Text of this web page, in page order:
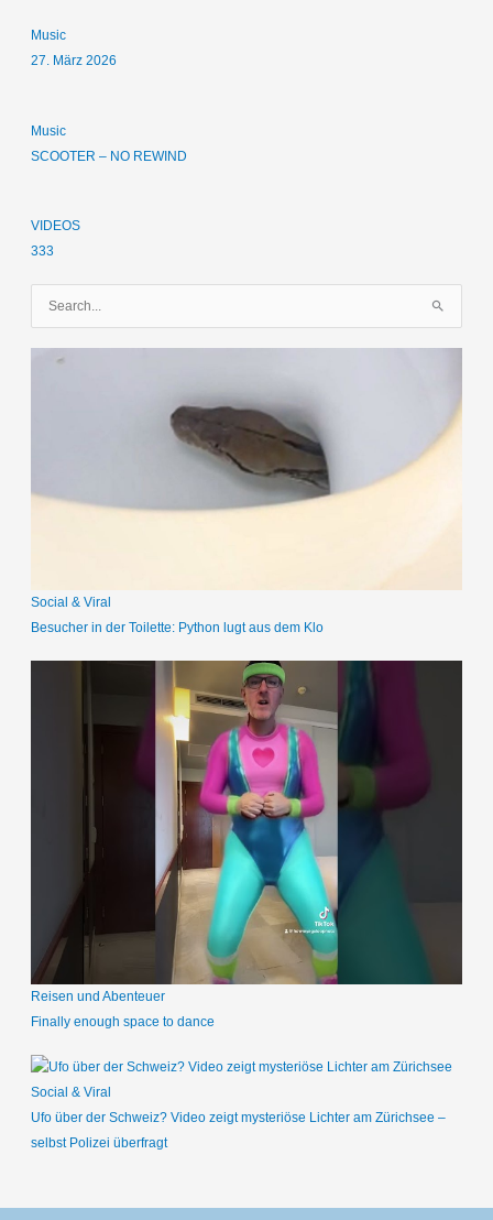
Music
27. März 2026
Music
SCOOTER – NO REWIND
VIDEOS
333
c
c
Social & Viral
Besucher in der Toilette: Python lugt aus dem Klo
Reisen und Abenteuer
Finally enough space to dance
Social & Viral
Ufo über der Schweiz? Video zeigt mysteriöse Lichter am Zürichsee –
selbst Polizei überfragt